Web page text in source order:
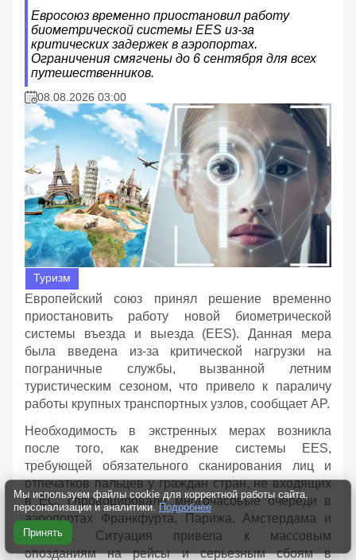
Евросоюз временно приостановил работу
биометрической системы EES из-за
критических задержек в аэропортах.
Ограничения смягчены до 6 сентября для всех
путешественников.
08.08.2026 03:00
Туризм
Европейский союз принял решение временно
приостановить работу новой биометрической
системы въезда и выезда (EES). Данная мера
была введена из-за критической нагрузки на
пограничные службы, вызванной летним
туристическим сезоном, что привело к параличу
работы крупных транспортных узлов, сообщает AP.
Необходимость в экстренных мерах возникла
после того, как внедрение системы EES,
требующей обязательного сканирования лиц и
отпечатков пальцев у граждан стран, не входящих
в ЕС, спровоцировало многочасовые очереди в
аэропортах Франкфурта, Парижа, Амстердама и
Милана. Ситуация привела к массовым
опозданиям на рейсы и серьезным сбоям в
Мы используем файлы cookie для корректной работы сайта,
персонализации и аналитики. Подробнее
Принять